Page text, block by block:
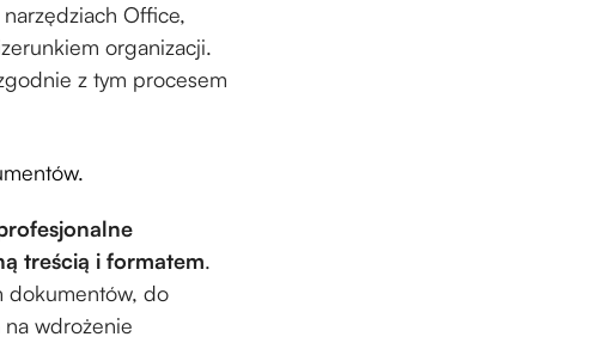
Office,
organizacji.
z tym procesem
treścią i formatem.
dokumentów, do
wdrożenie